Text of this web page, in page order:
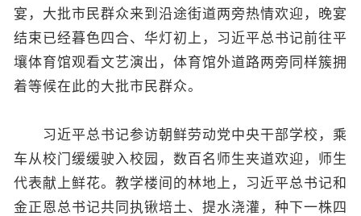
宴，大批市民群众来到沿途街道两旁热情欢迎，晚宴
结束已经暮色四合、华灯初上，习近平总书记前往平
壤体育馆观看文艺演出，体育馆外道路两旁同样簇拥
着等候在此的大批市民群众。
习近平总书记参访朝鲜劳动党中央干部学校，乘
车从校门缓缓驶入校园，数百名师生夹道欢迎，师生
代表献上鲜花。教学楼间的林地上，习近平总书记和
金正恩总书记共同执锹培土、提水浇灌，种下一株四